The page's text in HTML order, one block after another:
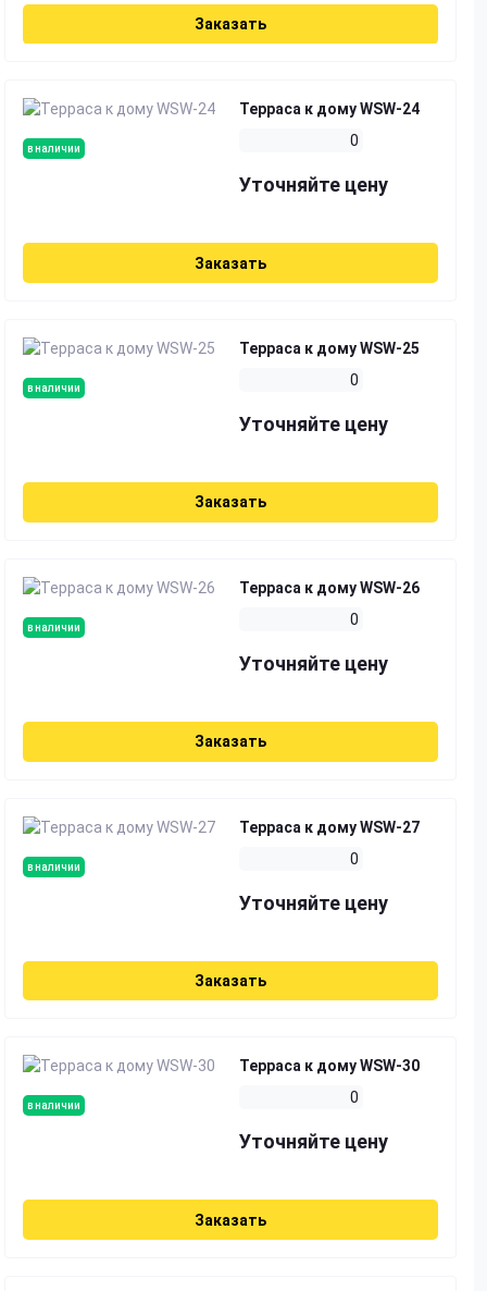
Заказать
в наличии
Терраса к дому WSW-24
0
Уточняйте цену
Заказать
в наличии
Терраса к дому WSW-25
0
Уточняйте цену
Заказать
в наличии
Терраса к дому WSW-26
0
Уточняйте цену
Заказать
в наличии
Терраса к дому WSW-27
0
Уточняйте цену
Заказать
в наличии
Терраса к дому WSW-30
0
Уточняйте цену
Заказать